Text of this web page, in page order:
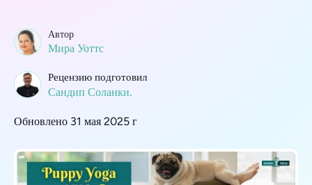
Автор
Мира Уоттс
Рецензию подготовил
Сандип Соланки.
Обновлено 31 мая 2025 г